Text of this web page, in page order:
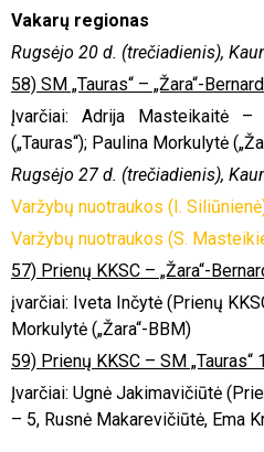
Vakarų regionas
Rugsėjo 20 d. (trečiadienis),
58) SM „Tauras“ – „Žara“-
Įvarčiai: Adrija Masteikaitė
(„Tauras“); Paulina Morkulytė
Rugsėjo 27 d. (trečiadienis),
Varžybų nuotraukos (I.
Varžybų nuotraukos (S.
57) Prienų KKSC – „Žara“-
įvarčiai: Iveta Inčytė (Prienų
Morkulytė („Žara“-BBM)
59) Prienų KKSC – SM „Tauras“
Įvarčiai: Ugnė Jakimavičiūtė
– 5, Rusnė Makarevičiūtė, Ema